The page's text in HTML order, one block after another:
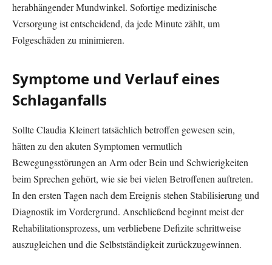
herabhängender Mundwinkel. Sofortige medizinische
Versorgung ist entscheidend, da jede Minute zählt, um
Folgeschäden zu minimieren.
Symptome und Verlauf eines
Schlaganfalls
Sollte Claudia Kleinert tatsächlich betroffen gewesen sein,
hätten zu den akuten Symptomen vermutlich
Bewegungsstörungen an Arm oder Bein und Schwierigkeiten
beim Sprechen gehört, wie sie bei vielen Betroffenen auftreten.
In den ersten Tagen nach dem Ereignis stehen Stabilisierung und
Diagnostik im Vordergrund. Anschließend beginnt meist der
Rehabilitationsprozess, um verbliebene Defizite schrittweise
auszugleichen und die Selbstständigkeit zurückzugewinnen.